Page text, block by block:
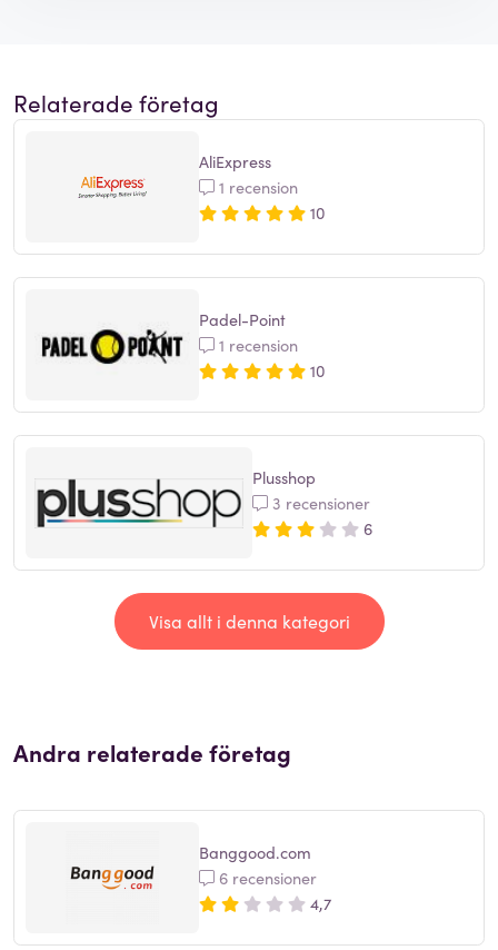
Relaterade företag
AliExpress
1 recension
10
Padel-Point
1 recension
10
Plusshop
3 recensioner
6
Visa allt i denna kategori
Andra relaterade företag
Banggood.com
6 recensioner
4,7